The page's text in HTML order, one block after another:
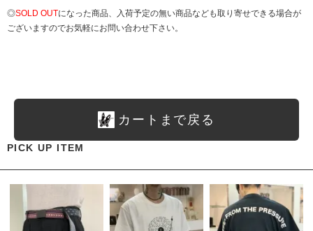
◎SOLD OUTになった商品、入荷予定の無い商品なども取り寄せできる場合が
ございますのでお気軽にお問い合わせ下さい。
カートまで戻る
PICK UP ITEM